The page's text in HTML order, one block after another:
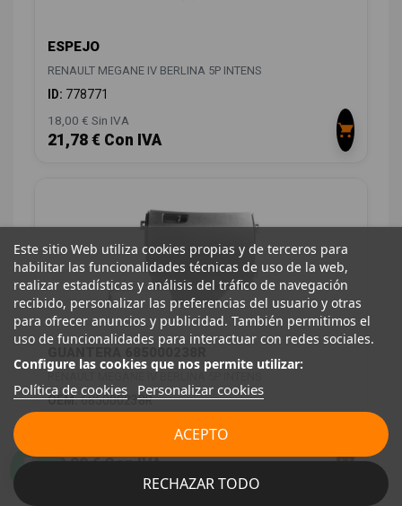
ESPEJO
RENAULT MEGANE IV BERLINA 5P INTENS
ID: 778771
18,00 € Sin IVA
21,78 € Con IVA
GUANTERA 685000238R
OEM:685000238R
33,88 € Con IVA
Este sitio Web utiliza cookies propias y de terceros para
habilitar las funcionalidades técnicas de uso de la web,
realizar estadísticas y análisis del tráfico de navegación
recibido, personalizar las preferencias del usuario y otras
para ofrecer anuncios y publicidad. También permitimos el
uso de funcionalidades para interactuar con redes sociales.
Configure las cookies que nos permite utilizar:
Política de cookies Personalizar cookies
RECHAZAR TODO
ACEPTO